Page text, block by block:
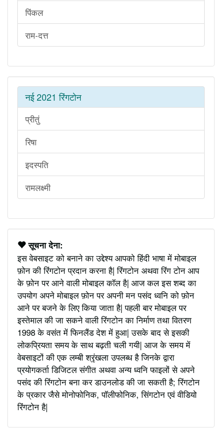
पिंकल
राम-दत्त
नई 2021 रिंगटोन
प्रीतुं
रिषा
इदस्पति
रामलक्ष्मी
सूचना देना:
इस वेबसाइट को बनाने का उद्देश्य आपको हिंदी भाषा में मोबाइल
फ़ोन की रिंगटोन प्रदान करना है| रिंगटोन अथवा रिंग टोन आप
के फ़ोन पर आने वाली मोबाइल कॉल है| आज कल इस शब्द का
उपयोग अपने मोबाइल फ़ोन पर अपनी मन पसंद ध्वनि को फ़ोन
आने पर बजने के लिए किया जाता है| पहली बार मोबाइल पर
इस्तेमाल की जा सकने वाली रिंगटोन का निर्माण तथा वितरण
1998 के वसंत में फिनलैंड देश में हुआ| उसके बाद से इसकी
लोकप्रियता समय के साथ बढ़ती चली गयी| आज के समय में
वेबसाइटों की एक लम्बी श्रृंखला उपलब्ध है जिनके द्वारा
प्रयोगकर्ता डिजिटल संगीत अथवा अन्य ध्वनि फाइलों से अपने
पसंद की रिंगटोन बना कर डाउनलोड की जा सकती है; रिंगटोन
के प्रकार जैसे मोनोफोनिक, पॉलीफोनिक, सिंगटोन एवं वीडियो
रिंगटोन है|